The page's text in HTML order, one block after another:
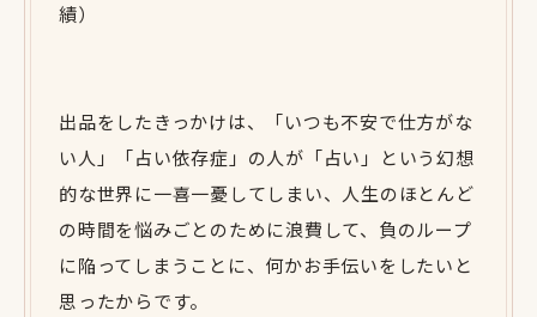
績）
出品をしたきっかけは、「いつも不安で仕方がな
い人」「占い依存症」の人が「占い」という幻想
的な世界に一喜一憂してしまい、人生のほとんど
の時間を悩みごとのために浪費して、負のループ
に陥ってしまうことに、何かお手伝いをしたいと
思ったからです。